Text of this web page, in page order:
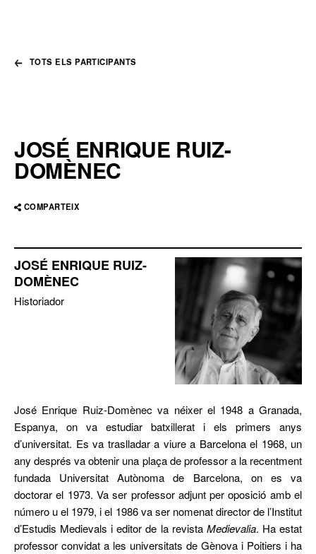
TOTS ELS PARTICIPANTS
JOSÉ ENRIQUE RUIZ-
DOMÈNEC
COMPARTEIX
JOSÉ ENRIQUE RUIZ-
DOMÈNEC
Historiador
José Enrique Ruiz-Domènec va néixer el 1948 a Granada,
Espanya, on va estudiar batxillerat i els primers anys
d’universitat. Es va traslladar a viure a Barcelona el 1968, un
any després va obtenir una plaça de professor a la recentment
fundada Universitat Autònoma de Barcelona, on es va
doctorar el 1973. Va ser professor adjunt per oposició amb el
número u el 1979, i el 1986 va ser nomenat director de l’Institut
d’Estudis Medievals i editor de la revista Medievalia. Ha estat
professor convidat a les universitats de Gènova i Poitiers i ha